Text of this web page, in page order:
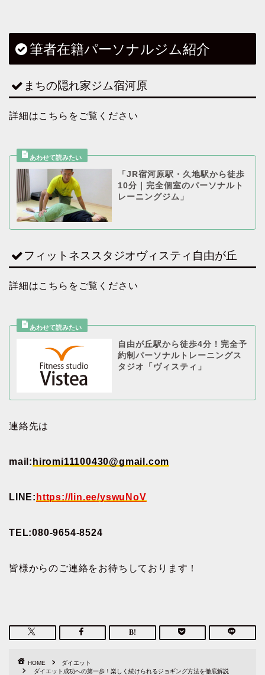
筆者在籍パーソナルジム紹介
まちの隠れ家ジム宿河原
詳細はこちらをご覧ください
「JR宿河原駅・久地駅から徒歩
10分｜完全個室のパーソナルト
レーニングジム」
フィットネススタジオヴィスティ自由が丘
詳細はこちらをご覧ください
自由が丘駅から徒歩4分！完全予
約制パーソナルトレーニングス
タジオ「ヴィスティ」
連絡先は
mail: hiromi11100430@gmail.com
LINE: https://lin.ee/yswuNoV
TEL:080-9654-8524
皆様からのご連絡をお待ちしております！
HOME
ダイエット
ダイエット成功への第一歩！楽しく続けられるジョギング方法を徹底解説